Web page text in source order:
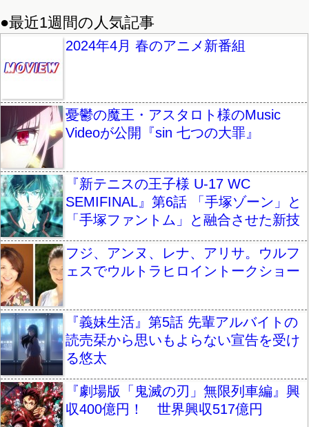
●最近1週間の人気記事
2024年4月 春のアニメ新番組
憂鬱の魔王・アスタロト様のMusic
Videoが公開『sin 七つの大罪』
『新テニスの王子様 U-17 WC
SEMIFINAL』第6話 「手塚ゾーン」と
「手塚ファントム」と融合させた新技
フジ、アンヌ、レナ、アリサ。ウルフ
ェスでウルトラヒロイントークショー
『義妹生活』第5話 先輩アルバイトの
読売栞から思いもよらない宣告を受け
る悠太
『劇場版「鬼滅の刃」無限列車編』興
収400億円！ 世界興収517億円